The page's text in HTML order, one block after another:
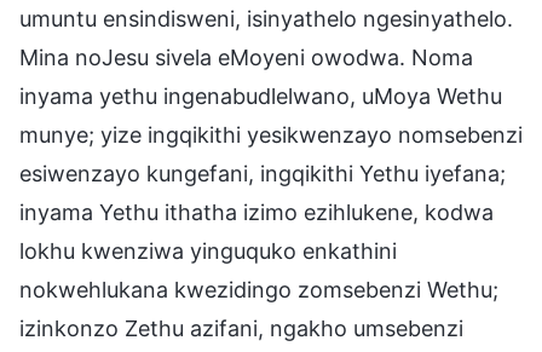
umuntu ensindisweni, isinyathelo ngesinyathelo.
Mina noJesu sivela eMoyeni owodwa. Noma
inyama yethu ingenabudlelwano, uMoya Wethu
munye; yize ingqikithi yesikwenzayo nomsebenzi
esiwenzayo kungefani, ingqikithi Yethu iyefana;
inyama Yethu ithatha izimo ezihlukene, kodwa
lokhu kwenziwa yinguquko enkathini
nokwehlukana kwezidingo zomsebenzi Wethu;
izinkonzo Zethu azifani, ngakho umsebenzi